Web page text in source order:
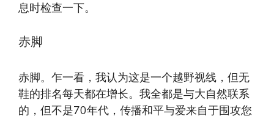
息时检查一下。
赤脚
赤脚。乍一看，我认为这是一个越野视线，但无
鞋的排名每天都在增长。我全都是与大自然联系
的，但不是70年代，传播和平与爱来自于围攻您